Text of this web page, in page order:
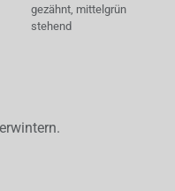
gezähnt, mittelgrün
stehend